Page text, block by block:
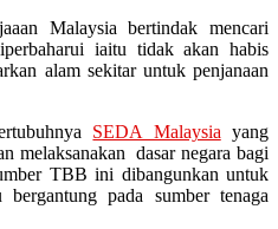
Malaysia bertindak mencari
iaitu tidak akan habis
alam sekitar untuk penjanaan
SEDA Malaysia yang
melaksanakan dasar negara bagi
TBB ini dibangunkan untuk
pada sumber tenaga